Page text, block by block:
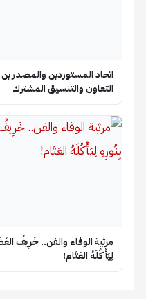
اتحاد المستوردين
التعاون والتنسيق المشترك
​مرثية الوفاء والفن.. خَرِيفُ
لِيَأْكُلَهُ العَتَام!